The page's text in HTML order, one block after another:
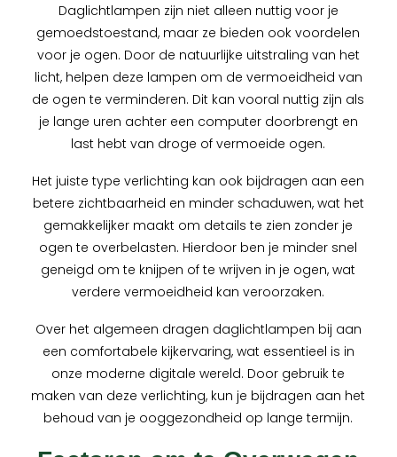
Daglichtlampen zijn niet alleen nuttig voor je
gemoedstoestand, maar ze bieden ook voordelen
voor je ogen. Door de natuurlijke uitstraling van het
licht, helpen deze lampen om de vermoeidheid van
de ogen te verminderen. Dit kan vooral nuttig zijn als
je lange uren achter een computer doorbrengt en
last hebt van droge of vermoeide ogen.
Het juiste type verlichting kan ook bijdragen aan een
betere zichtbaarheid en minder schaduwen, wat het
gemakkelijker maakt om details te zien zonder je
ogen te overbelasten. Hierdoor ben je minder snel
geneigd om te knijpen of te wrijven in je ogen, wat
verdere vermoeidheid kan veroorzaken.
Over het algemeen dragen daglichtlampen bij aan
een comfortabele kijkervaring, wat essentieel is in
onze moderne digitale wereld. Door gebruik te
maken van deze verlichting, kun je bijdragen aan het
behoud van je ooggezondheid op lange termijn.